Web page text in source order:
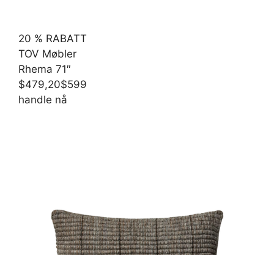
20 % RABATT
TOV Møbler
Rhema 71″
$479,20$599
handle nå